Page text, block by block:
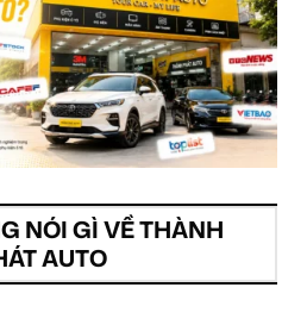
NÓI GÌ VỀ THÀNH
AUTO